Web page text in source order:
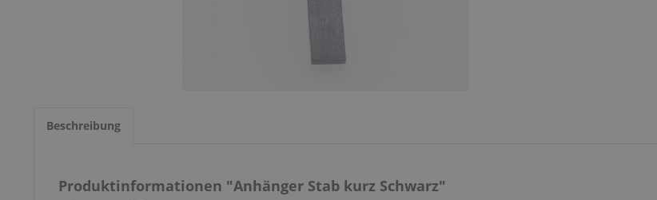
Beschreibung
Produktinformationen "Anhänger Stab kurz Schwarz"